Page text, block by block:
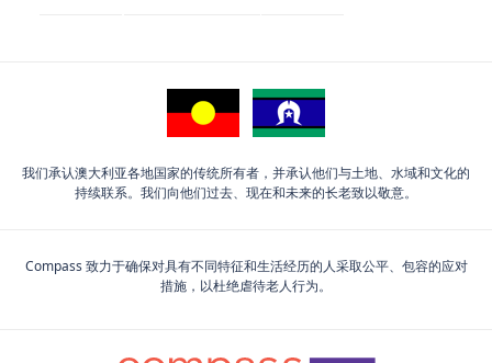
我们承认澳大利亚各地国家的传统所有者，并承认他们与土地、水域和文化的
持续联系。我们向他们过去、现在和未来的长老致以敬意。
Compass 致力于确保对具有不同特征和生活经历的人采取公平、包容的应对
措施，以杜绝虐待老人行为。